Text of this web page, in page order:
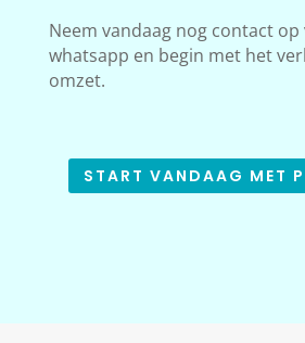
Neem vandaag nog contact op
whatsapp en begin met het
omzet.
START VANDAAG MET